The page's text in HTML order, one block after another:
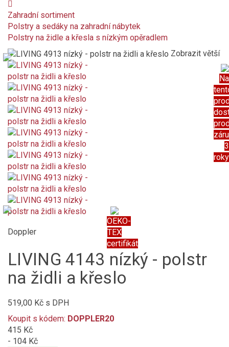
Zahradní sortiment
Polstry a sedáky na zahradní nábytek
Polstry na židle a křesla s nízkým opěradlem
OEKO-
TEX
certifikát
Na
3
roky
Zobrazit větší
Doppler
LIVING 4143 nízký - polstr
na židli a křeslo
519,00 Kč s DPH
Koupit s kódem: DOPPLER20
415 Kč
- 104 Kč